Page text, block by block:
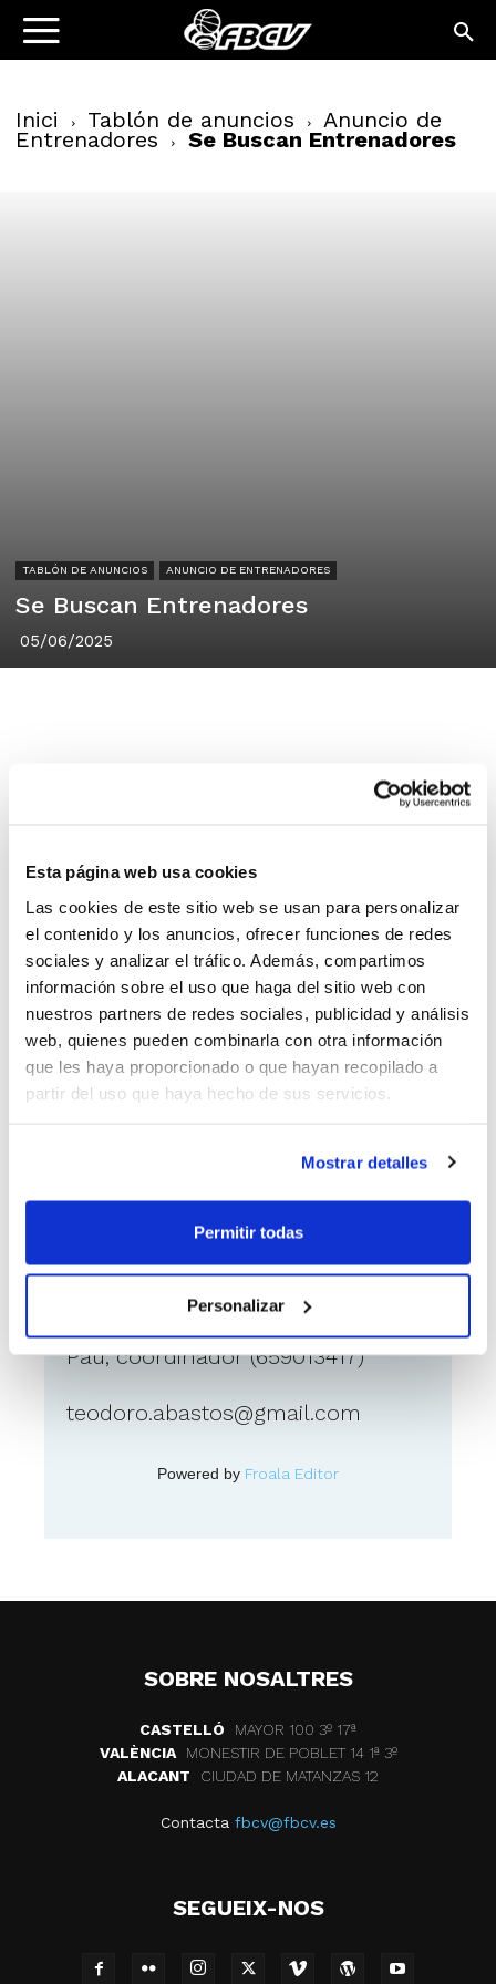
Esta página web usa cookies
Las cookies de este sitio web se usan para personalizar
el contenido y los anuncios, ofrecer funciones de redes
sociales y analizar el tráfico. Además, compartimos
información sobre el uso que haga del sitio web con
nuestros partners de redes sociales, publicidad y análisis
web, quienes pueden combinarla con otra información
que les haya proporcionado o que hayan recopilado a
partir del uso que haya hecho de sus servicios.
Mostrar detalles
Permitir todas
Personalizar
Inici Tablón de anuncios Anuncio de
Entrenadores Se Buscan Entrenadores
TABLÓN DE ANUNCIOS ANUNCIO DE ENTRENADORES
Se Buscan Entrenadores
05/06/2025
Hola!
Desde el CB Teodoro Llorente
Abastos buscamos entrenadores de
cara a la próxima temporada 25/26.
Si tienes el título de entrenador y
quieres unirte a nuestro proyecto,
que está en constante y continuo
crecimiento, no dudes en ponerte en
coordinador (659013417)
teodoro.abastos@gmail.com
Como ponerse en contacto
con el anunciante
Pau, coordinador (659013417)
teodoro.abastos@gmail.com
Powered by Froala Editor
SOBRE NOSALTRES
CASTELLÓ
MAYOR 100 3º 17ª
VALÈNCIA
MONESTIR DE POBLET 14 1ª 3º
ALACANT
CIUDAD DE MATANZAS 12
Contacta fbcv@fbcv.es
SEGUEIX-NOS